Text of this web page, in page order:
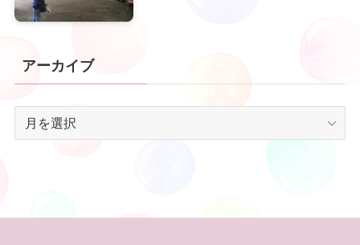
アーカイブ